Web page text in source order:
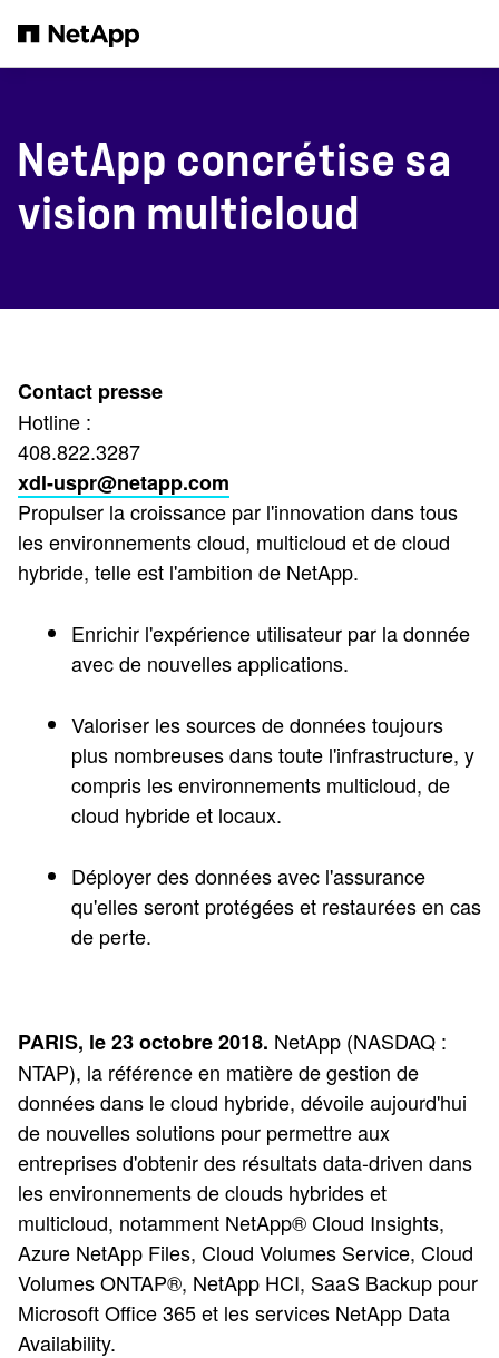
NetApp concrétise sa
vision multicloud
Contact presse
Hotline :
408.822.3287
xdl-uspr@netapp.com
Propulser la croissance par l'innovation dans tous
les environnements cloud, multicloud et de cloud
hybride, telle est l'ambition de NetApp.
Enrichir l'expérience utilisateur par la donnée
avec de nouvelles applications.
Valoriser les sources de données toujours
plus nombreuses dans toute l'infrastructure, y
compris les environnements multicloud, de
cloud hybride et locaux.
Déployer des données avec l'assurance
qu'elles seront protégées et restaurées en cas
de perte.
PARIS, le 23 octobre 2018. NetApp (NASDAQ :
NTAP), la référence en matière de gestion de
données dans le cloud hybride, dévoile aujourd'hui
de nouvelles solutions pour permettre aux
entreprises d'obtenir des résultats data-driven dans
les environnements de clouds hybrides et
multicloud, notamment NetApp® Cloud Insights,
Azure NetApp Files, Cloud Volumes Service, Cloud
Volumes ONTAP®, NetApp HCI, SaaS Backup pour
Microsoft Office 365 et les services NetApp Data
Availability.